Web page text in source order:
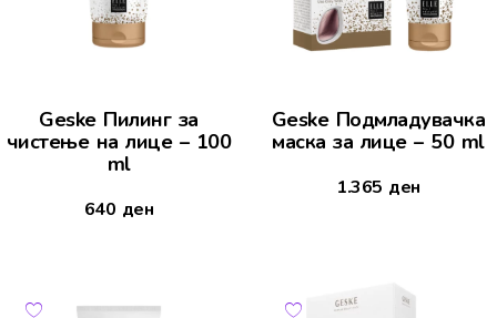
Geske Пилинг за
чистење на лице – 100
ml
640 ден
Geske Подмладувачка
маска за лице – 50 ml
1.365 ден